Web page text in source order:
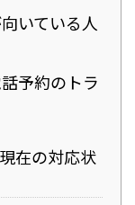
いている人
予約のトラ
在の対応状